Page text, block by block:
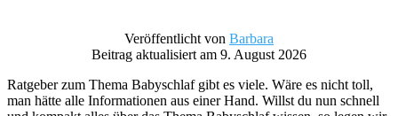
Veröffentlicht von Barbara
Beitrag aktualisiert am 9. August 2026
Ratgeber zum Thema Babyschlaf gibt es viele. Wäre es nicht toll,
man hätte alle Informationen aus einer Hand. Willst du nun schnell